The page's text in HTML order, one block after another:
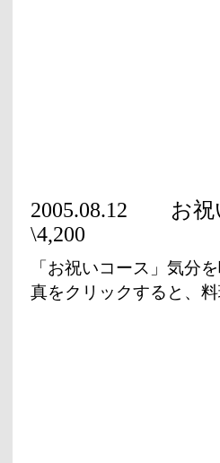
2005.08.12 お祝
\4,200
「お祝いコース」気分
真をクリックすると、